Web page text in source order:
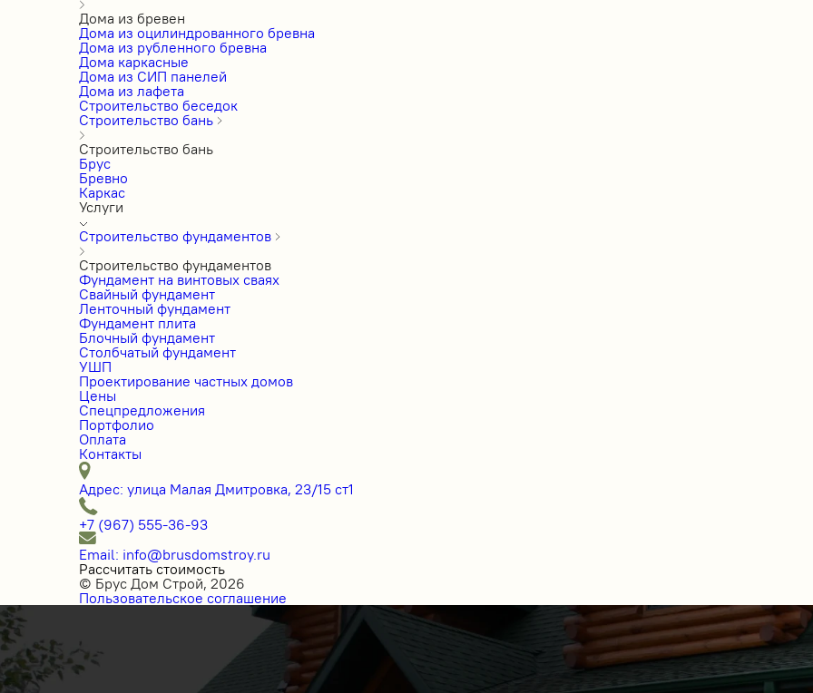
Дома из бревен
Дома из оцилиндрованного бревна
Дома из рубленного бревна
Дома каркасные
Дома из СИП панелей
Дома из лафета
Строительство беседок
Строительство бань
Строительство бань
Брус
Бревно
Каркас
Услуги
Строительство фундаментов
Строительство фундаментов
Фундамент на винтовых сваях
Свайный фундамент
Ленточный фундамент
Фундамент плита
Блочный фундамент
Столбчатый фундамент
УШП
Проектирование частных домов
Цены
Спецпредложения
Портфолио
Оплата
Контакты
Адрес: улица Малая Дмитровка, 23/15 ст1
+7 (967) 555-36-93
Email: info@brusdomstroy.ru
Рассчитать стоимость
© Брус Дом Строй, 2026
Пользовательское соглашение